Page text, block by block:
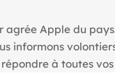
agrée Apple du
informons
à toutes